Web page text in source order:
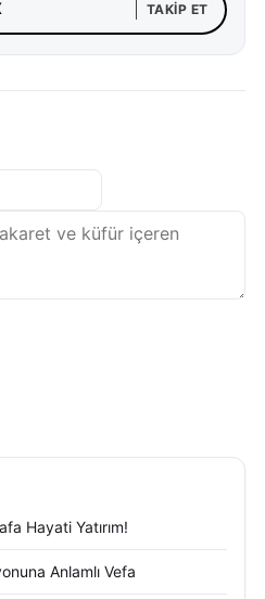
TAKIP ET
Hayati Yatırım!
Anlamlı Vefa